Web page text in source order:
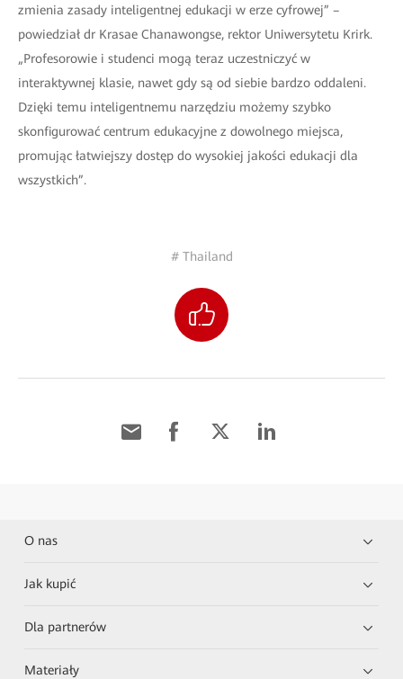
zmienia zasady inteligentnej edukacji w erze cyfrowej” –
powiedział dr Krasae Chanawongse, rektor Uniwersytetu Krirk.
„Profesorowie i studenci mogą teraz uczestniczyć w
interaktywnej klasie, nawet gdy są od siebie bardzo oddaleni.
Dzięki temu inteligentnemu narzędziu możemy szybko
skonfigurować centrum edukacyjne z dowolnego miejsca,
promując łatwiejszy dostęp do wysokiej jakości edukacji dla
wszystkich”.
# Thailand
O nas
Jak kupić
Dla partnerów
Materiały